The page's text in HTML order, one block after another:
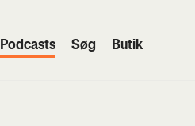
Podcasts Søg Butik